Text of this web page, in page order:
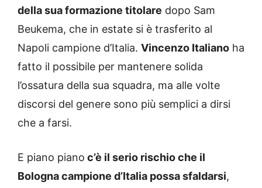
della sua formazione titolare dopo Sam
Beukema, che in estate si è trasferito al
Napoli campione d’Italia. Vincenzo Italiano ha
fatto il possibile per mantenere solida
l’ossatura della sua squadra, ma alle volte
discorsi del genere sono più semplici a dirsi
che a farsi.
E piano piano c’è il serio rischio che il
Bologna campione d’Italia possa sfaldarsi,